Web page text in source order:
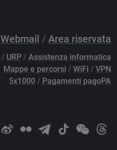
Webmail / Area riservata
/ URP / Assistenza informatica
Mappe e percorsi / WiFi / VPN
5x1000 / Pagamenti pagoPA